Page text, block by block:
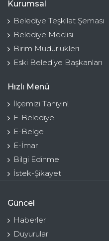
Kurumsal
Belediye Teşkilat Şeması
Belediye Meclisi
Birim Müdürlükleri
Eski Belediye Başkanları
Hızlı Menü
İlçemizi Tanıyın!
E-Belediye
E-Belge
E-İmar
Bilgi Edinme
İstek-Şikayet
Güncel
Haberler
Duyurular